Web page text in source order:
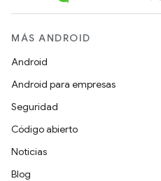
MÁS ANDROID
Android
Android para empresas
Seguridad
Código abierto
Noticias
Blog